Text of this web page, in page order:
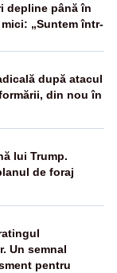
depline până în
„Suntem într-
după atacul
din nou în
lui Trump.
de foraj
Un semnal
pentru